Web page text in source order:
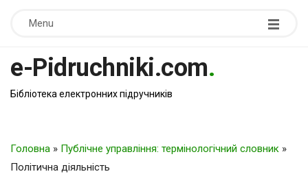
Menu
e-Pidruchniki.com.
Бібліотека електронних підручників
Головна » Публічне управління: термінологічний словник »
Політична діяльність